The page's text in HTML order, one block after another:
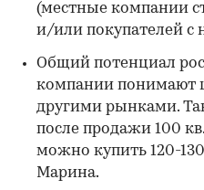
(местные компании
и/или покупателей
Общий потенциал
компании понимают
другими рынками.
после продажи 100
можно купить 120-
Марина.